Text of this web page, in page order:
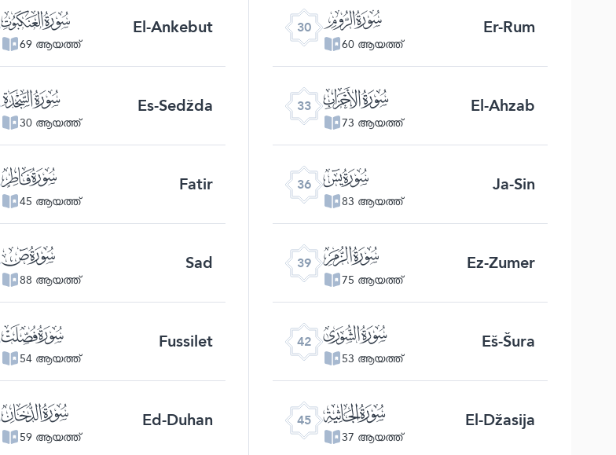
ﮩ
69 ആയത്ത്
El-Ankebut 30 ﮪ
60 ആയത്ത്
Er-Rum
ﮬ
30 ആയത്ത്
Es-Sedžda 33 ﮭ
73 ആയത്ത്
El-Ahzab
ﮯ
45 ആയത്ത്
Fatir 36 ﮰ
83 ആയത്ത്
Ja-Sin
ﯓ
88 ആയത്ത്
Sad 39 ﯔ
75 ആയത്ത്
Ez-Zumer
ﯖ
54 ആയത്ത്
Fussilet 42 ﯗ
53 ആയത്ത്
Eš-Šura
ﯙ
59 ആയത്ത്
Ed-Duhan 45 ﯚ
37 ആയത്ത്
El-Džasija